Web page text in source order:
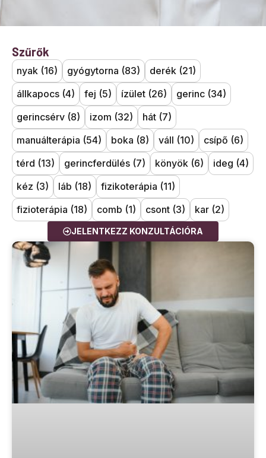
Szűrők
nyak (16) gyógytorna (83) derék (21)
állkapocs (4) fej (5) ízület (26) gerinc (34)
gerincsérv (8) izom (32) hát (7)
manuálterápia (54) boka (8) váll (10) csípő (6)
térd (13) gerincferdülés (7) könyök (6) ideg (4)
kéz (3) láb (18) fizikoterápia (11)
fizioterápia (18) comb (1) csont (3) kar (2)
JELENTKEZZ KONZULTÁCIÓRA